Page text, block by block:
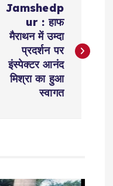
Jamshedp
ur : हाफ
मैराथन में उम्दा
प्रदर्शन पर
इंस्पेक्टर आनंद
मिश्रा का हुआ
स्वागत